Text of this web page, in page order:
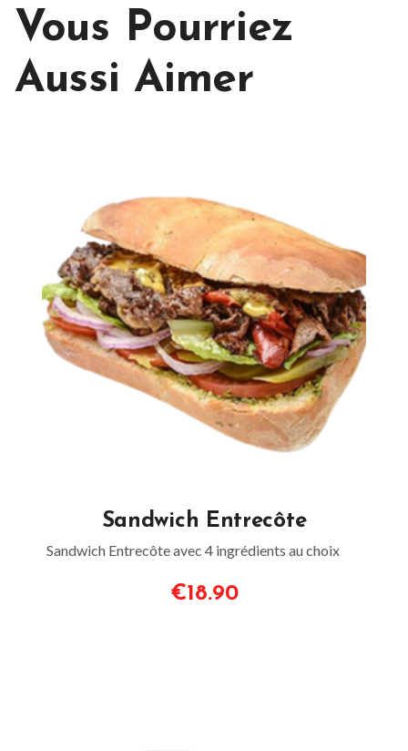
Vous Pourriez
Aussi Aimer
Sandwich Entrecôte
Sandwich Entrecôte avec 4 ingrédients au choix
€18.90